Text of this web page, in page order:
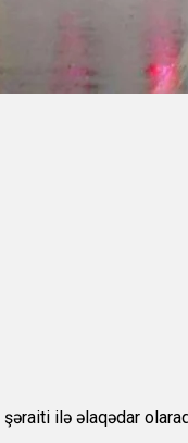
şəraiti ilə əlaqədar